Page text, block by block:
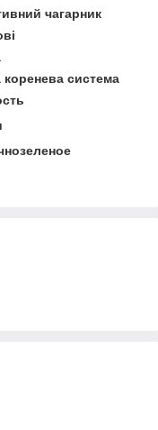
чагарник
коренева система